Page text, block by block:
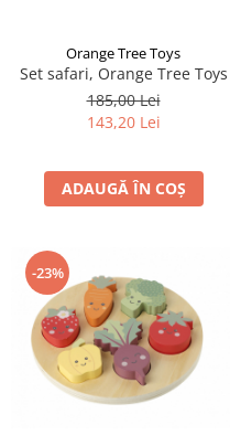
Orange Tree Toys
Set safari, Orange Tree Toys
185,00 Lei
143,20 Lei
ADAUGĂ ÎN COȘ
-23%